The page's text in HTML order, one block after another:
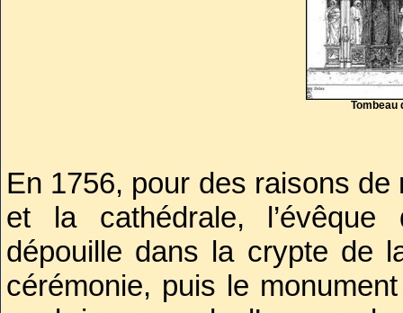
En 1756, pour des raisons
et la cathédrale,
dépouille dans la crypte de
cérémonie, puis le
Grâce à ses inventaires, on
trésors disparus dont
enluminés.
Riches Heures du Duc
commanda aux frères
au musée Condé à Chantilly.
Tombeau